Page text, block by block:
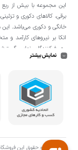
این مجموعه با بيش از ربع
برقی، کالاهای دکوری و
خانگی و دکوری می‌باشد. این
اتکا بر نيروهای كارآمد و
مصرف‌كنندگان نهايی
خدماتی گسترده‌تر و
کالا از انبار تنها در
نمایش بیشتر
تمامی حق و حقوق اين